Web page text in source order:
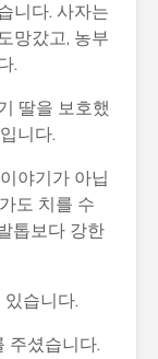
니다. 사자는
망갔고, 농부
.
딸을 보호했
니다.
야기가 아닙
도 치를 수
톱보다 강한
습니다.
주셨습니다.